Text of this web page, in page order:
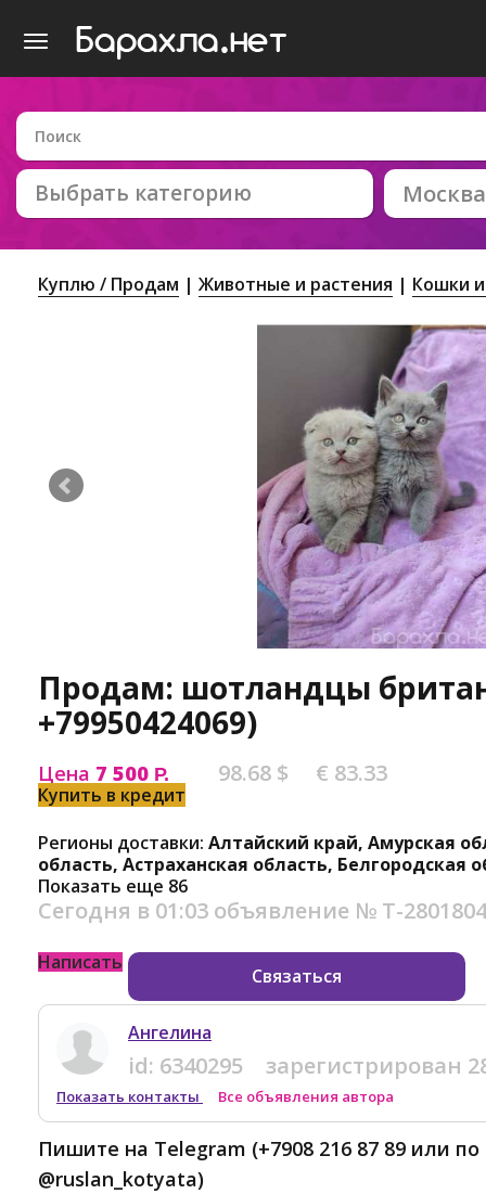
Выбрать категорию Москва
Куплю / Продам Животные и растения Кошки
Продам: шотландцы
+79950424069)
Цена 7 500 Р. 98.68 $ € 83.33
Купить в кредит
Регионы доставки: Алтайский край, Амурская
область, Астраханская область, Белгородская
Показать еще 86
Сегодня в 01:03 объявление № Т-
Написать
Связаться
Ангелина
id: 6340295 зарегистрирован
Показать контакты Все объявления автора
Пишите на Telegram (+7908 216 87 89 или
@ruslan_kotyata)